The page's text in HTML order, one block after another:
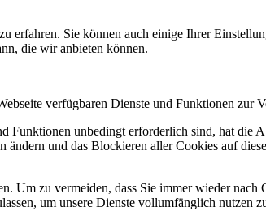
erfahren. Sie können auch einige Ihrer
die wir anbieten können.
verfügbaren Dienste und Funktionen zur
Funktionen unbedingt erforderlich sind, hat
und das Blockieren aller Cookies auf
Um zu vermeiden, dass Sie immer wieder
um unsere Dienste vollumfänglich nutzen